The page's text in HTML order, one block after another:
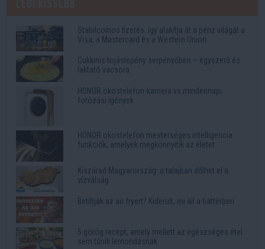
Stabilcoinos fizetés: így alakítja át a pénz világát a
Visa, a Mastercard és a Western Union
Cukkinis tojáslepény serpenyőben – egyszerű és
laktató vacsora
HONOR okostelefon-kamera vs mindennapi
fotózási igények
HONOR okostelefon mesterséges intelligencia
funkciók, amelyek megkönnyítik az életet
Kiszárad Magyarország: a talajban dőlhet el a
vízválság
Betiltják az air fryert? Kiderült, mi áll a háttérben
5 görög recept, amely mellett az egészséges étel
sem tűnik lemondásnak